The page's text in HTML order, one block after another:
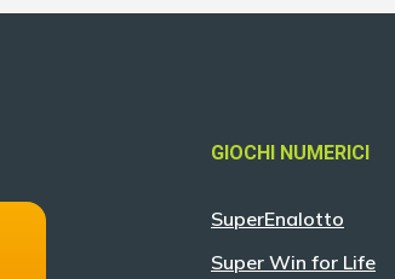
GIOCHI NUMERICI
SuperEnalotto
Super Win for Life